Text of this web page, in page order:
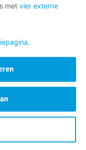
met vier externe
.